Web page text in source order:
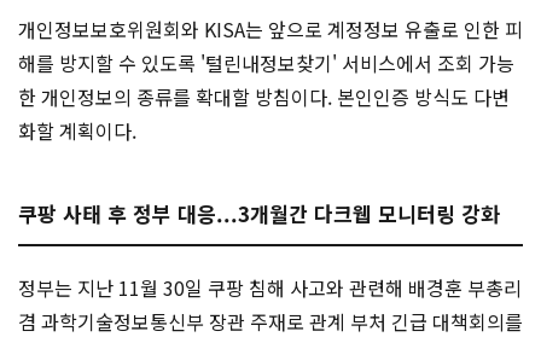
개인정보보호위원회와 KISA는 앞으로 계정정보 유출로 인한 피
해를 방지할 수 있도록 '털린내정보찾기' 서비스에서 조회 가능
한 개인정보의 종류를 확대할 방침이다. 본인인증 방식도 다변
화할 계획이다.
쿠팡 사태 후 정부 대응...3개월간 다크웹 모니터링 강화
정부는 지난 11월 30일 쿠팡 침해 사고와 관련해 배경훈 부총리
겸 과학기술정보통신부 장관 주재로 관계 부처 긴급 대책회의를